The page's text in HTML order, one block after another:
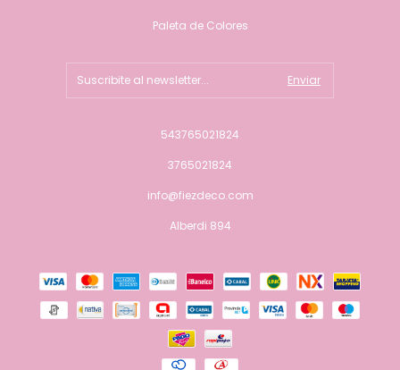
Paleta de Colores
543765021824
3765021824
info@fiezdeco.com
Alberdi 894